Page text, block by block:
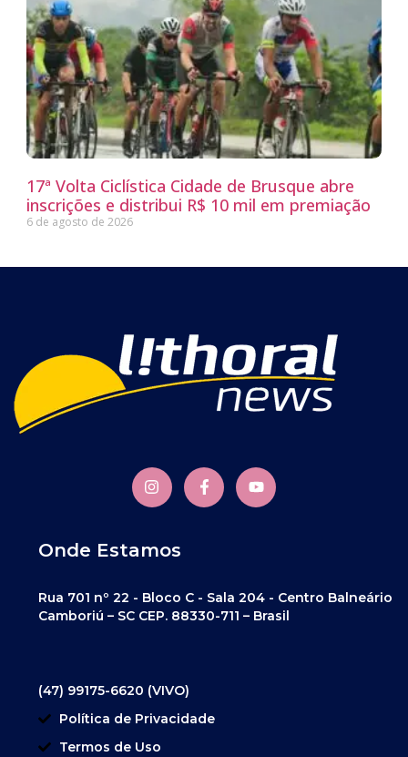
17ª Volta Ciclística Cidade de Brusque abre
inscrições e distribui R$ 10 mil em premiação
6 de agosto de 2026
Onde Estamos
Rua 701 nº 22 - Bloco C - Sala 204 - Centro Balneário
Camboriú – SC CEP. 88330-711 – Brasil
(47) 99175-6620 (VIVO)
Política de Privacidade
Termos de Uso